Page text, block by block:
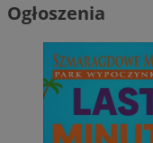
Ogłoszenia